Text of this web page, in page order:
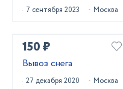
7 сентября 2023 Москва
150 ₽
Вывоз снега
27 декабря 2020 Москва